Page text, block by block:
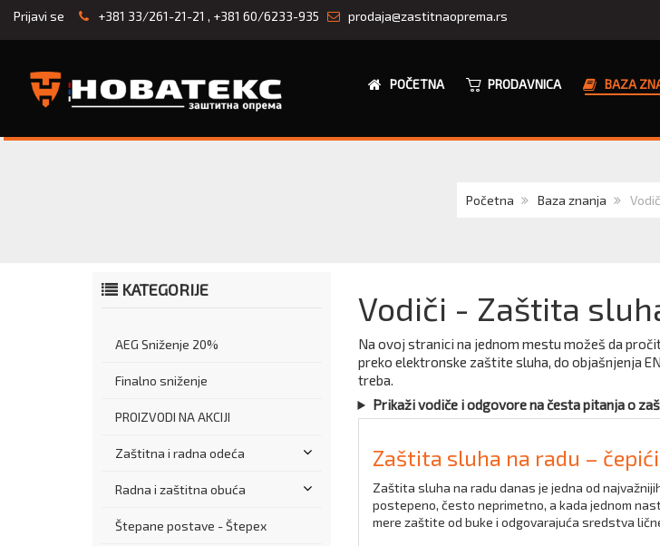
Prijavi se +381 33/261-21-21 , +381 60/6233-935 prodaja@zastitnaoprema.rs
POČETNA PRODAVNICA BAZA
Početna Baza znanja
KATEGORIJE
AEG Sniženje 20%
Finalno sniženje
PROIZVODI NA AKCIJI
Zaštitna i radna odeća
Radna i zaštitna obuća
Štepane postave - Štepex
Vodiči - Zaštita
Na ovoj stranici na jednom mestu možeš da
preko elektronske zaštite sluha, do objašnjenja
treba.
Prikaži vodiče i odgovore na česta pitanja o
Zaštita sluha na radu –
Zaštita sluha na radu danas je jedna od
postepeno, često neprimetno, a kada jednom
mere zaštite od buke i odgovarajuća sredstva